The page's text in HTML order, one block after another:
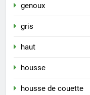
genoux
gris
haut
housse
housse de couette